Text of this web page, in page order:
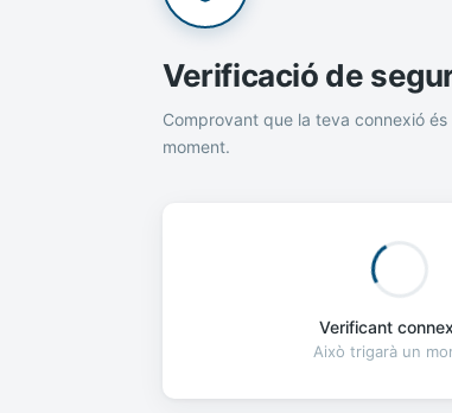
Verificació de
Comprovant que la teva connexió és
moment.
Verificant
Això trigarà un